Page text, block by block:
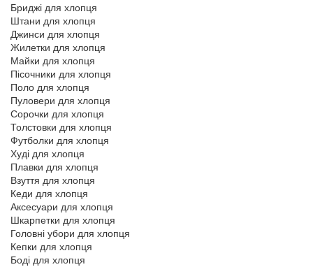
Бриджі для хлопця
Штани для хлопця
Джинси для хлопця
Жилетки для хлопця
Майки для хлопця
Пісочники для хлопця
Поло для хлопця
Пуловери для хлопця
Сорочки для хлопця
Толстовки для хлопця
Футболки для хлопця
Худі для хлопця
Плавки для хлопця
Взуття для хлопця
Кеди для хлопця
Аксесуари для хлопця
Шкарпетки для хлопця
Головні убори для хлопця
Кепки для хлопця
Боді для хлопця